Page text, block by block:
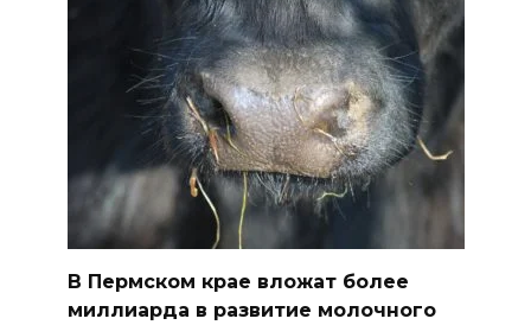
В Пермском крае вложат более
миллиарда в развитие молочного